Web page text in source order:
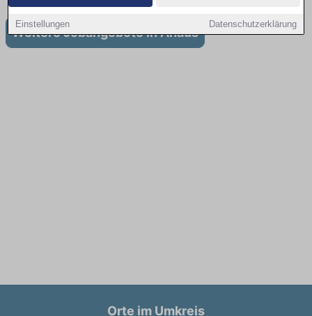
Einstellungen Datenschutzerklärung
Weitere Jobangebote in Ahaus
Orte im Umkreis